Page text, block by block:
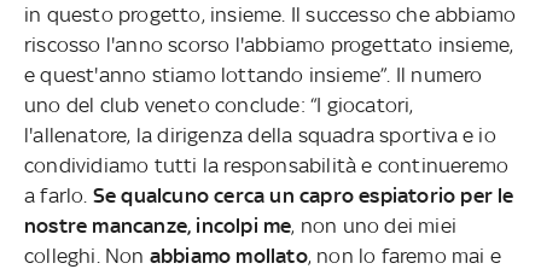
in questo progetto, insieme. Il successo che abbiamo
riscosso l'anno scorso l'abbiamo progettato insieme,
e quest'anno stiamo lottando insieme”. Il numero
uno del club veneto conclude: “I giocatori,
l'allenatore, la dirigenza della squadra sportiva e io
condividiamo tutti la responsabilità e continueremo
a farlo. Se qualcuno cerca un capro espiatorio per le
nostre mancanze, incolpi me, non uno dei miei
colleghi. Non abbiamo mollato, non lo faremo mai e